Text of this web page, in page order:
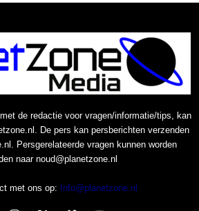
de redactie voor vragen/informatie/tips, kan
De pers kan persberichten verzenden
Persgerelateerde vragen kunnen worden
naar noud@planetzone.nl
met ons op: Info@planetzone.nl